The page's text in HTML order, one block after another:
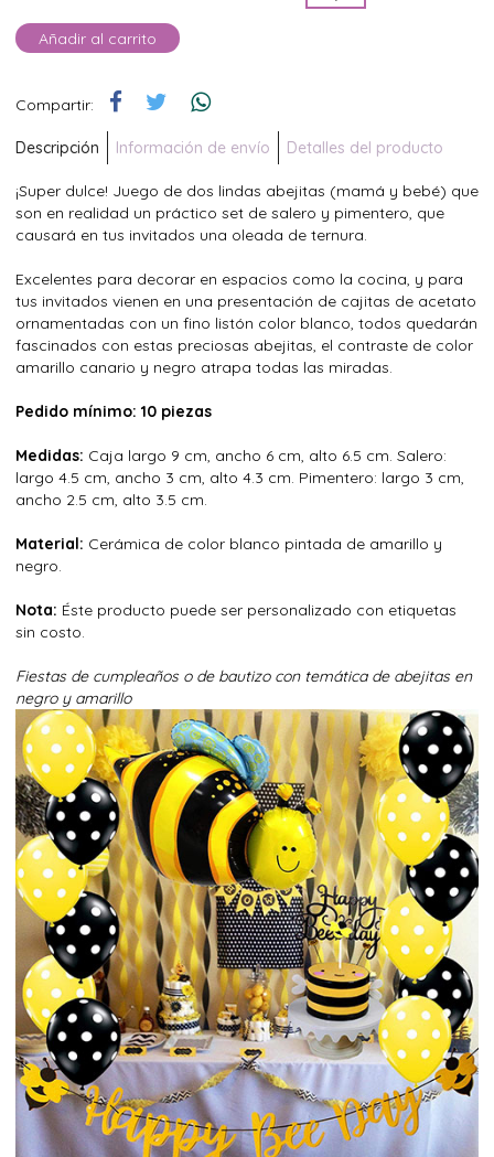
Añadir al carrito
Compartir:
Descripción Información de envío Detalles del producto
¡Super dulce! Juego de dos lindas abejitas (mamá y bebé) que
son en realidad un práctico set de salero y pimentero, que
causará en tus invitados una oleada de ternura.
Excelentes para decorar en espacios como la cocina, y para
tus invitados vienen en una presentación de cajitas de acetato
ornamentadas con un fino listón color blanco, todos quedarán
fascinados con estas preciosas abejitas, el contraste de color
amarillo canario y negro atrapa todas las miradas.
Pedido mínimo: 10 piezas
Medidas: Caja largo 9 cm, ancho 6 cm, alto 6.5 cm. Salero:
largo 4.5 cm, ancho 3 cm, alto 4.3 cm. Pimentero: largo 3 cm,
ancho 2.5 cm, alto 3.5 cm.
Material: Cerámica de color blanco pintada de amarillo y
negro.
Nota: Éste producto puede ser personalizado con etiquetas
sin costo.
Fiestas de cumpleaños o de bautizo con temática de abejitas en
negro y amarillo